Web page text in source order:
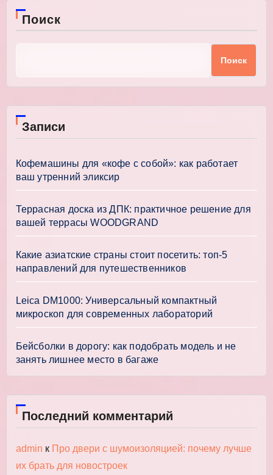
Поиск
Поиск
Записи
Кофемашины для «кофе с собой»: как работает
ваш утренний эликсир
Террасная доска из ДПК: практичное решение для
вашей террасы WOODGRAND
Какие азиатские страны стоит посетить: топ-5
направлений для путешественников
Leica DM1000: Универсальный компактный
микроскоп для современных лабораторий
Бейсболки в дорогу: как подобрать модель и не
занять лишнее место в багаже
Последний комментарий
admin к Про двери с шумоизоляцией: почему лучше
их брать для новостроек